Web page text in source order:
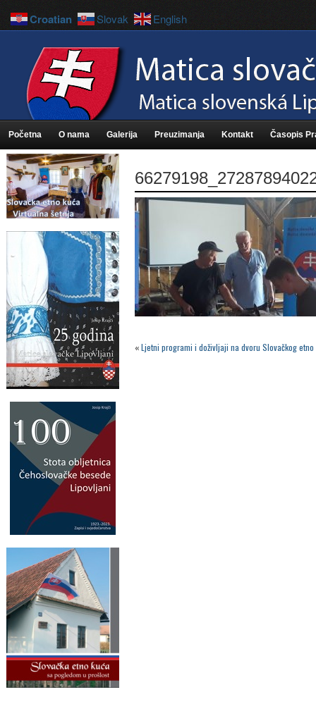
Početna O nama Galerija Preuzimanja Kontakt Časopis
«Ljetni programi i doživljaji na dvoru Slovačkog
Croatian Slovak English